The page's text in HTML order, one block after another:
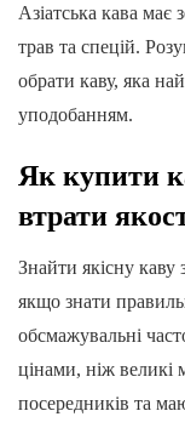
Азіатська кава
трав та спецій.
обрати каву, яка
уподобанням.
Як купити
втрати
Знайти якісну
якщо знати
обсмажувальні
цінами, ніж великі
посередників та